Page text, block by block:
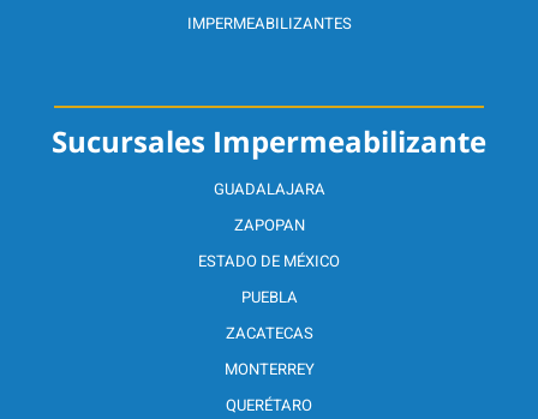
Sucursales Impermeabilizante
GUADALAJARA
ZAPOPAN
ESTADO DE MÉXICO
PUEBLA
ZACATECAS
MONTERREY
QUERÉTARO
IMPERMEABILIZANTES